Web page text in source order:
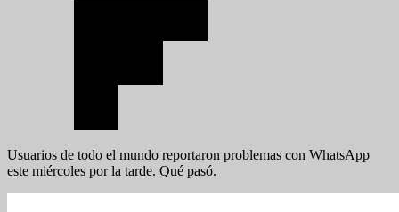
Usuarios de todo el mundo reportaron problemas con WhatsApp
este miércoles por la tarde. Qué pasó.